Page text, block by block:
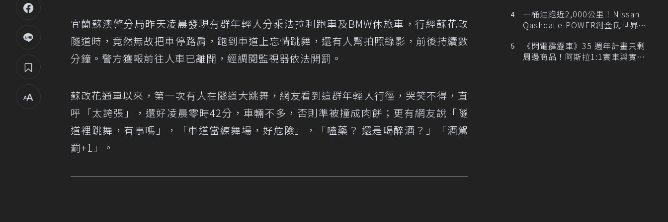
宜蘭蘇澳警分局昨天凌晨發現有群年輕人分乘法拉利跑車及BMW休旅車，行經蘇花改
隧道時，竟然無故把車停路肩，跑到車道上忘情跳舞，還有人幫拍照錄影，前後持續數
分鐘。警方獲報前往人車已離開，經調閱監視器依法開罰。
蘇改花通車以來，第一次有人在隧道大跳舞，網友看到這群年輕人行徑，哭笑不得，直
呼「太誇張」，還好凌晨零時42分，車輛不多，否則準被撞成肉餅；更有網友說「隧
道裡跳舞，有事嗎」，「車道當練舞場，好危險」，「嗑藥？ 還是喝醉酒？」「酒駕
罰+1」。
一桶油跑近2,000公里！Nissan
Qashqai e-POWER創金氏世界紀
《閃電霹靂車》35 週年計畫只剩
周邊商品！阿斯拉1:1實車與實體